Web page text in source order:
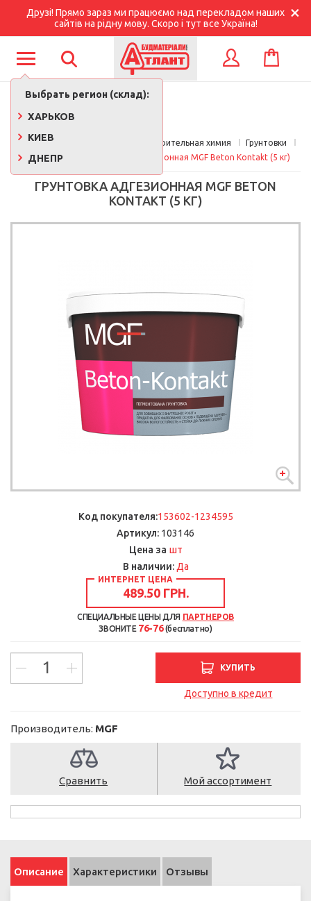
Друзі! Прямо зараз ми працюємо над перекладом наших
сайтів на рідну мову. Скоро і тут все Україна!
Выбрать регион (склад):
ХАРЬКОВ
КИЕВ
ДНЕПР
КОРЗИНА
Главная Краски, лаки, клеи, строительная химия
Грунтовки
Бетоконтакт
Грунтовка адгезионная MGF Beton Kontakt (5 кг)
ГРУНТОВКА АДГЕЗИОННАЯ MGF BETON
KONTAKT (5 КГ)
Код покупателя:153602-1234595
Артикул: 103146
Цена за шт
В наличии: Да
ИНТЕРНЕТ ЦЕНА
489.50 ГРН.
СПЕЦИАЛЬНЫЕ ЦЕНЫ ДЛЯ ПАРТНЕРОВ
ЗВОНИТЕ 76-76(бесплатно)
КУПИТЬ
Доступно в кредит
Производитель: MGF
Сравнить Мой ассортимент
Описание Характеристики Отзывы